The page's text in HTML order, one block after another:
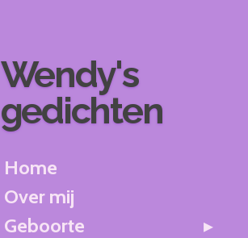
Wendy's
gedichten
Home
Over mij
Geboorte